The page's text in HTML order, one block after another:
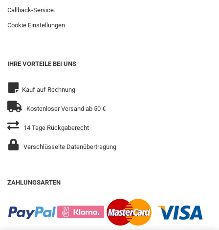
Callback-Service.
Cookie Einstellungen
IHRE VORTEILE BEI UNS
Kauf auf Rechnung
Kostenloser Versand ab 50 €
14 Tage Rückgaberecht
Verschlüsselte Datenübertragung
ZAHLUNGSARTEN